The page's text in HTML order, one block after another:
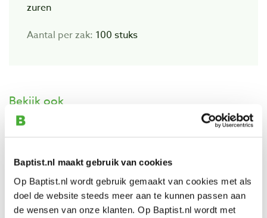
Baptist.nl maakt gebruik van cookies
Op Baptist.nl wordt gebruik gemaakt van cookies met als
doel de website steeds meer aan te kunnen passen aan
de wensen van onze klanten. Op Baptist.nl wordt met
zuren
Aantal per zak: 100 stuks
Bekijk ook
mm zwart
Artikelnummer: 3609381
€ 4,95 incl. btw
€ 4,09 excl. btw